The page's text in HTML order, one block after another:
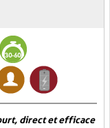
direct et efficace